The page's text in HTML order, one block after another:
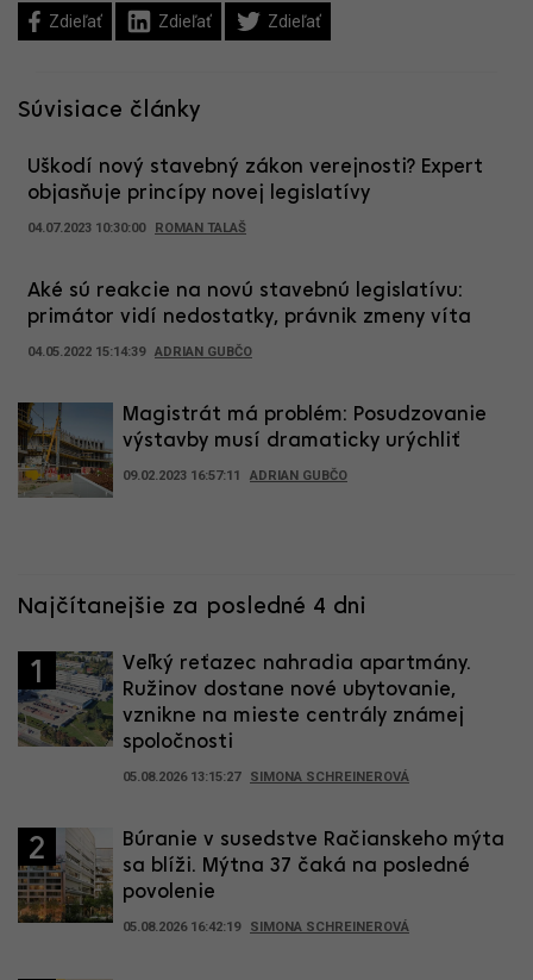
Zdieľať Zdieľať Zdieľať
Súvisiace články
Uškodí nový stavebný zákon verejnosti? Expert
objasňuje princípy novej legislatívy
04.07.2023 10:30:00 ROMAN TALAŠ
Aké sú reakcie na novú stavebnú legislatívu:
primátor vidí nedostatky, právnik zmeny víta
04.05.2022 15:14:39 ADRIAN GUBČO
Magistrát má problém: Posudzovanie
výstavby musí dramaticky urýchliť
09.02.2023 16:57:11 ADRIAN GUBČO
Najčítanejšie za posledné 4 dni
1
Veľký reťazec nahradia apartmány.
Ružinov dostane nové ubytovanie,
vznikne na mieste centrály známej
spoločnosti
05.08.2026 13:15:27 SIMONA SCHREINEROVÁ
2
Búranie v susedstve Račianskeho mýta
sa blíži. Mýtna 37 čaká na posledné
povolenie
05.08.2026 16:42:19 SIMONA SCHREINEROVÁ